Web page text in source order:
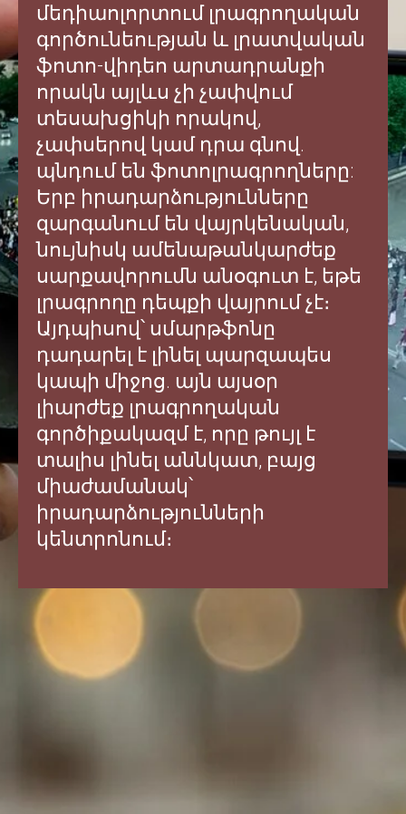
մեդիաոլորտում լրագրողական
գործունեության և լրատվական
ֆոտո-վիդեո արտադրանքի
որակն այլևս չի չափվում
տեսախցիկի որակով,
չափսերով կամ դրա գնով.
պնդում են ֆոտոլրագրողները:
Երբ իրադարձությունները
զարգանում են վայրկենական,
նույնիսկ ամենաթանկարժեք
սարքավորումն անօգուտ է, եթե
լրագրողը դեպքի վայրում չէ։
Այդպիսով՝ սմարթֆոնը
դադարել է լինել պարզապես
կապի միջոց. այն այսօր
լիարժեք լրագրողական
գործիքակազմ է, որը թույլ է
տալիս լինել աննկատ, բայց
միաժամանակ՝
իրադարձությունների
կենտրոնում։